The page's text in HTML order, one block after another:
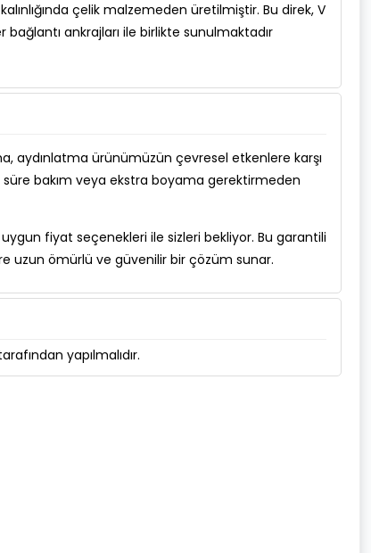
çelik malzemeden üretilmiştir. Bu direk, V
ankrajları ile birlikte sunulmaktadır
aydınlatma ürünümüzün çevresel etkenlere karşı
süre bakım veya ekstra boyama gerektirmeden
fiyat seçenekleri ile sizleri bekliyor. Bu garantili
uzun ömürlü ve güvenilir bir çözüm sunar.
yapılmalıdır.